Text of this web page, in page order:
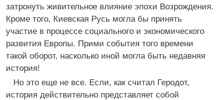
затронуть живительное влияние эпохи Возрождения.
Кроме того, Киевская Русь могла бы принять
участие в процессе социального и экономического
развития Европы. Прими события того времени
такой оборот, насколько иной могла быть недавняя
история!
Но это еще не все. Если, как считал Геродот,
история действительно представляет собой